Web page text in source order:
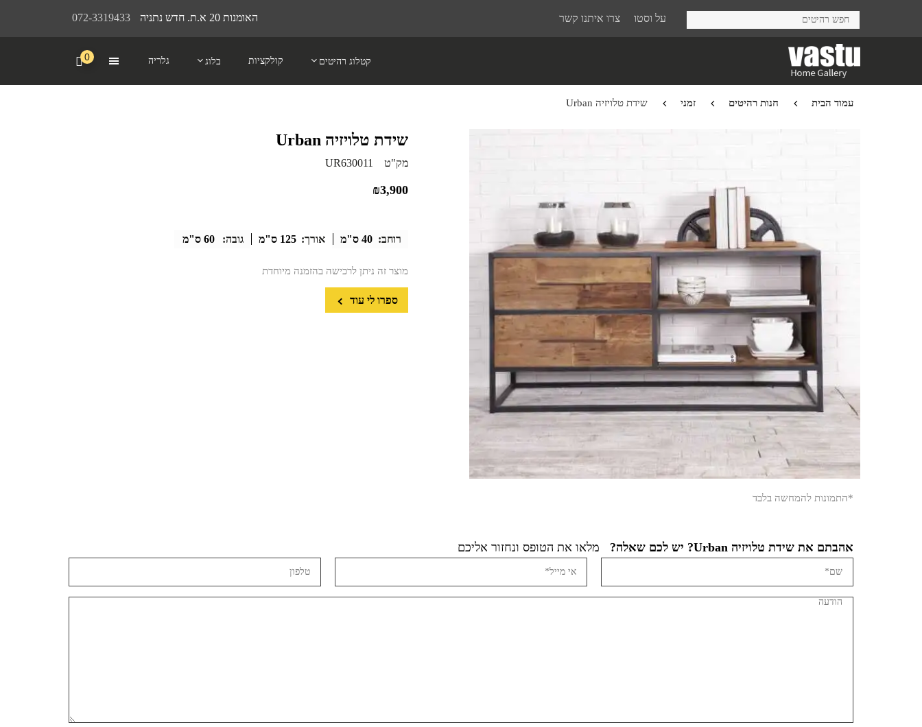
072-3319433 האומנות 20 א.ת. חדש נתניה על וסטו צרו איתנו קשר
קטלוג רהיטים קולקציות בלוג גלריה 0
עמוד הבית חנות רהיטים זמני שידת טלויזיה Urban
*התמונות להמחשה בלבד
שידת טלויזיה Urban
מק"ט UR630011
₪3,900
רוחב: 40 ס"מ אורך: 125 ס"מ גובה: 60 ס"מ
מוצר זה ניתן לרכישה בהזמנה מיוחדת
ספרו לי עוד
אהבתם את שידת טלויזיה Urban? יש לכם שאלה? מלאו את הטופס ונחזור אליכם